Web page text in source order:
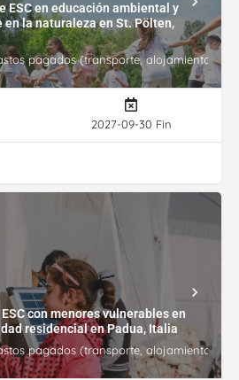
ESC en educación ambiental y
en la naturaleza en St. Pölten,
pagados (transporte, alojamiento,
2027-09-30 Fin
con menores vulnerables en
residencial en Padua, Italia
pagados (transporte, alojamiento,